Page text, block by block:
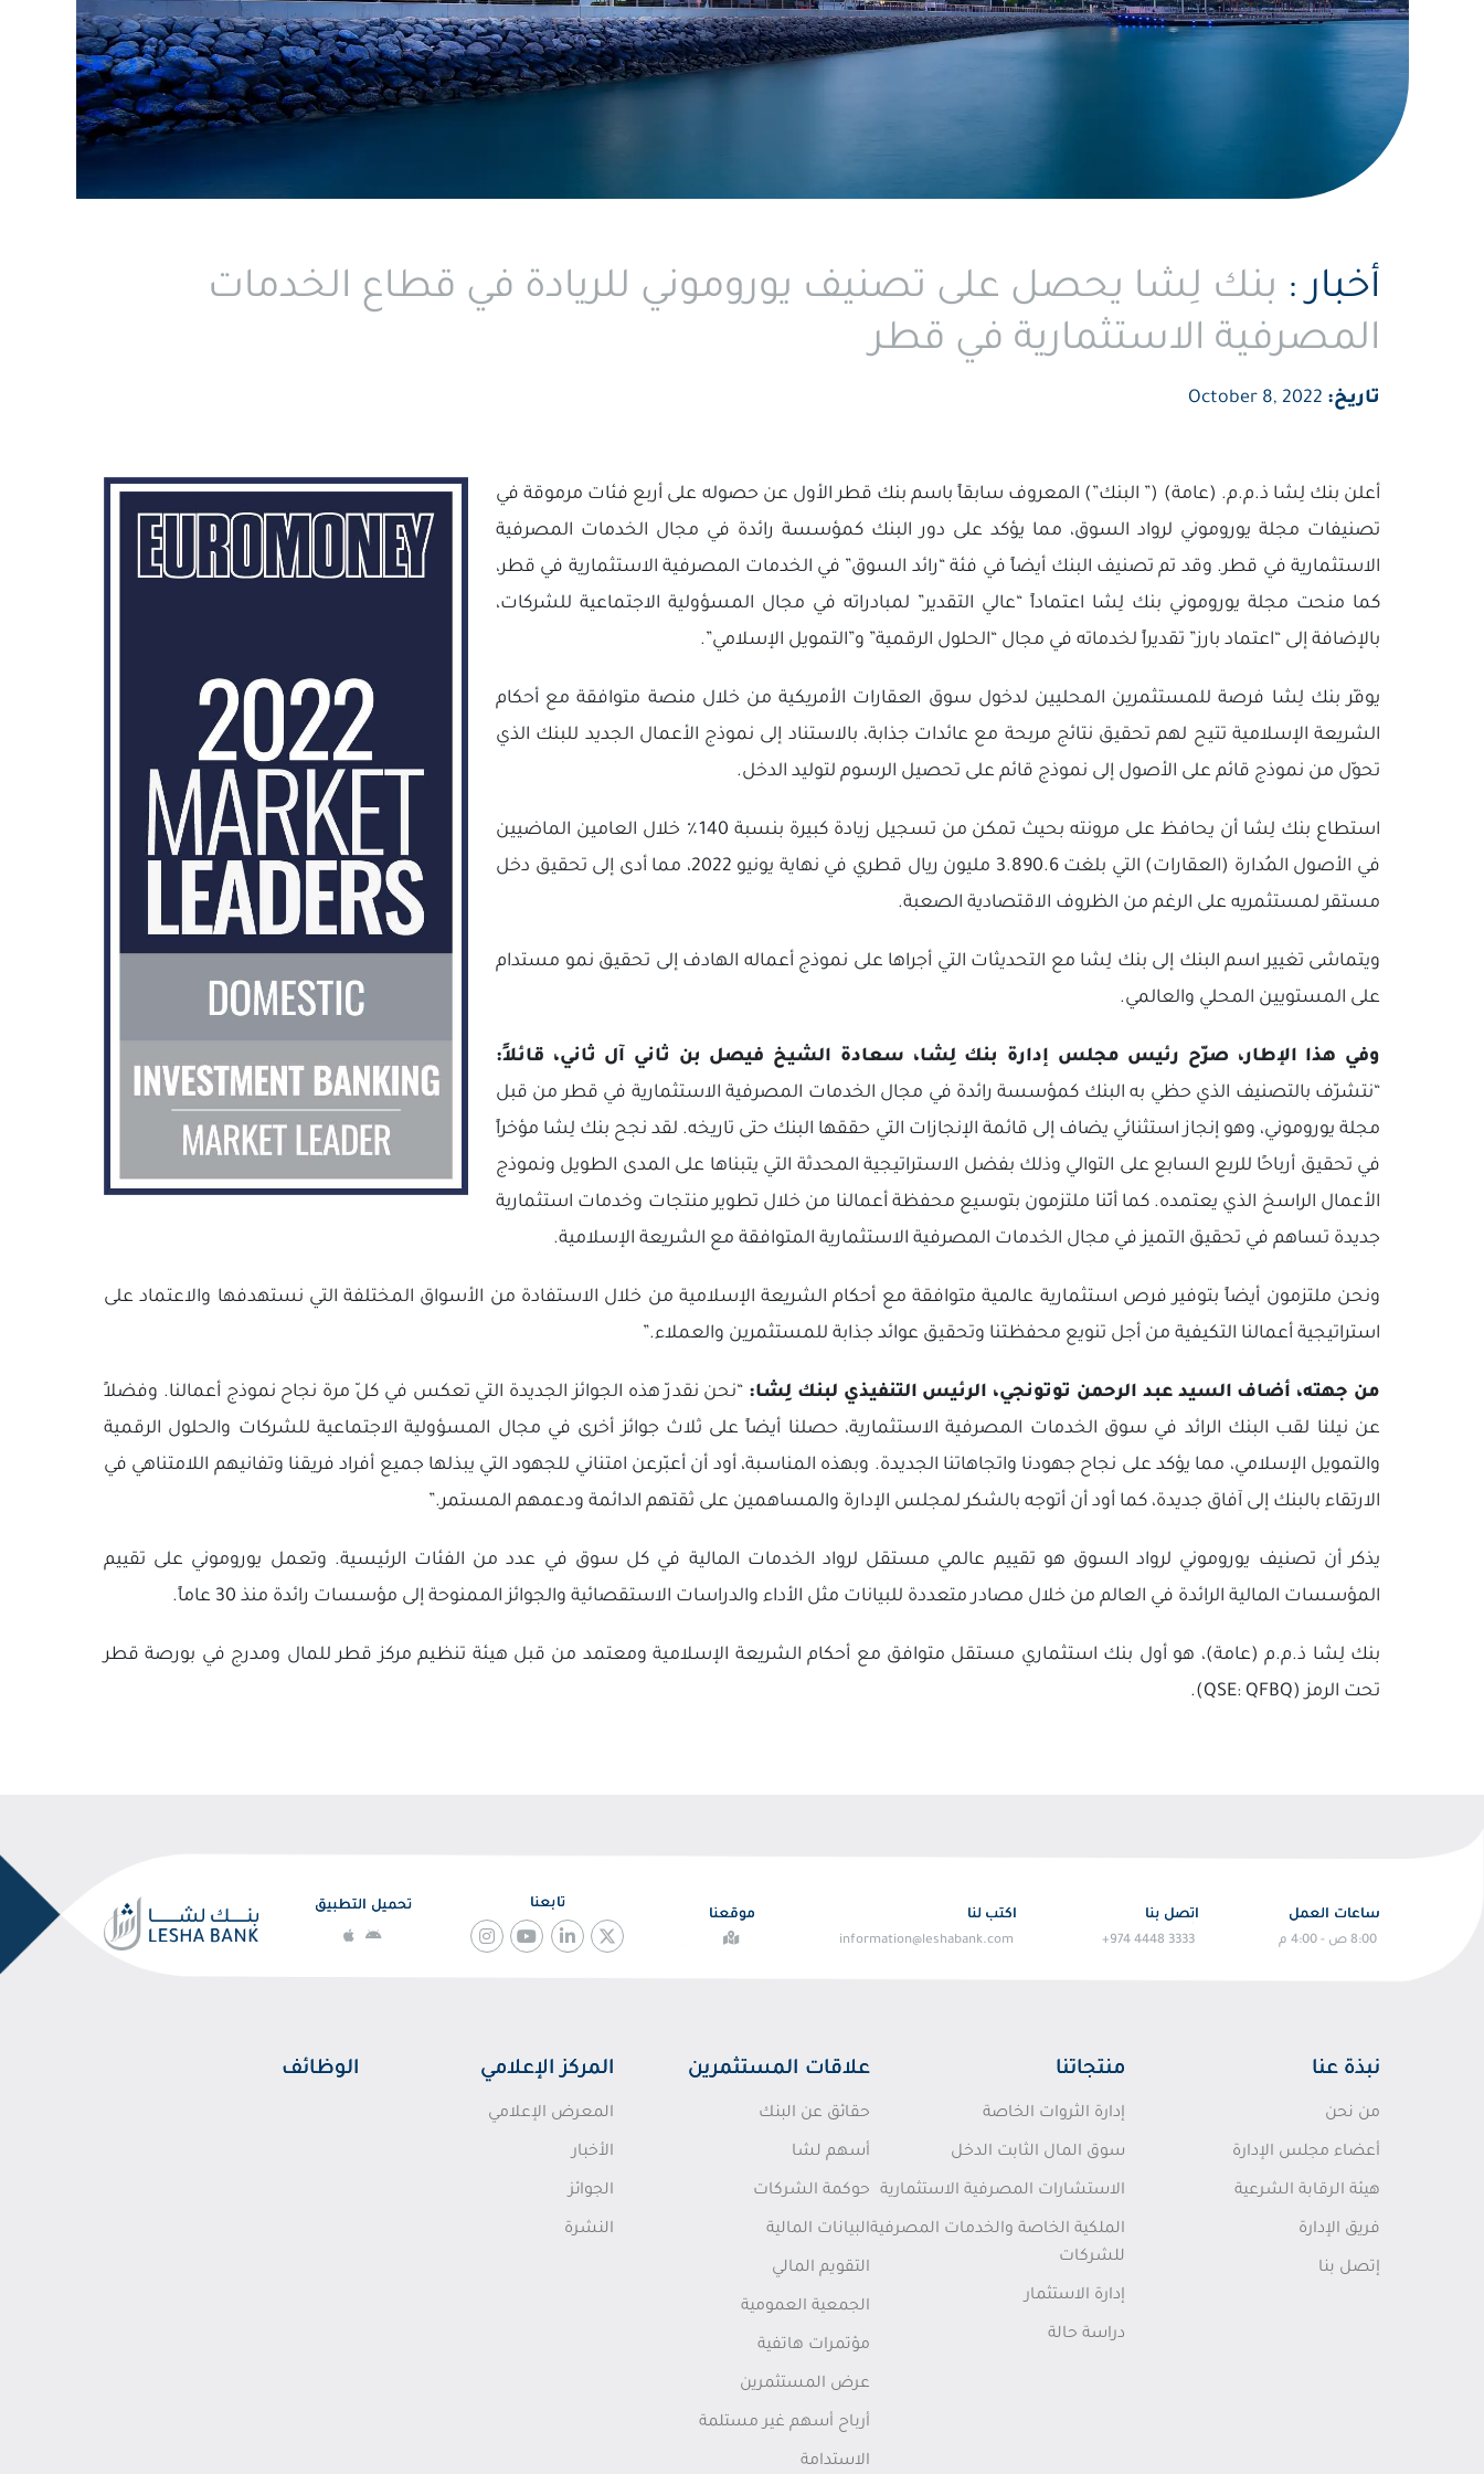
أخبار : بنك لِشا يحصل على تصنيف يوروموني للريادة في قطاع الخدمات
المصرفية الاستثمارية في قطر
تاريخ:
أعلن بنك لِشا ذ.م.م. (عامة) (” البنك”) المعروف سابقاً باسم بنك قطر الأول عن حصوله على أربع فئات مرموقة في
تصنيفات مجلة يوروموني لرواد السوق، مما يؤكد على دور البنك كمؤسسة رائدة في مجال الخدمات المصرفية
الاستثمارية في قطر. وقد تم تصنيف البنك أيضاً في فئة “رائد السوق” في الخدمات المصرفية الاستثمارية في قطر،
كما منحت مجلة يوروموني بنك لِشا اعتماداً “عالي التقدير” لمبادراته في مجال المسؤولية الاجتماعية للشركات،
بالإضافة إلى “اعتماد بارز” تقديراً لخدماته في مجال “الحلول الرقمية” و”التمويل الإسلامي”.
يوفّر بنك لِشا فرصة للمستثمرين المحليين لدخول سوق العقارات الأمريكية من خلال منصة متوافقة مع أحكام
الشريعة الإسلامية تتيح لهم تحقيق نتائج مربحة مع عائدات جذابة، بالاستناد إلى نموذج الأعمال الجديد للبنك الذي
تحوّل من نموذج قائم على الأصول إلى نموذج قائم على تحصيل الرسوم لتوليد الدخل.
استطاع بنك لِشا أن يحافظ على مرونته بحيث تمكن من تسجيل زيادة كبيرة بنسبة 140٪ خلال العامين الماضيين
في الأصول المُدارة (العقارات) التي بلغت 3.890.6 مليون ريال قطري في نهاية يونيو 2022، مما أدى إلى تحقيق دخل
مستقر لمستثمريه على الرغم من الظروف الاقتصادية الصعبة.
ويتماشى تغيير اسم البنك إلى بنك لِشا مع التحديثات التي أجراها على نموذج أعماله الهادف إلى تحقيق نمو مستدام
على المستويين المحلي والعالمي.
وفي هذا الإطار، صرّح رئيس مجلس إدارة بنك لِشا، سعادة الشيخ فيصل بن ثاني آل ثاني، قائلاً:
“نتشرّف بالتصنيف الذي حظي به البنك كمؤسسة رائدة في مجال الخدمات المصرفية الاستثمارية في قطر من قبل
مجلة يوروموني، وهو إنجاز استثنائي يضاف إلى قائمة الإنجازات التي حققها البنك حتى تاريخه. لقد نجح بنك لِشا مؤخراً
في تحقيق أرباحًا للربع السابع على التوالي وذلك بفضل الاستراتيجية المحدثة التي يتبناها على المدى الطويل ونموذج
الأعمال الراسخ الذي يعتمده. كما أنّنا ملتزمون بتوسيع محفظة أعمالنا من خلال تطوير منتجات وخدمات استثمارية
جديدة تساهم في تحقيق التميز في مجال الخدمات المصرفية الاستثمارية المتوافقة مع الشريعة الإسلامية.
ونحن ملتزمون أيضاً بتوفير فرص استثمارية عالمية متوافقة مع أحكام الشريعة الإسلامية من خلال الاستفادة من الأسواق المختلفة التي نستهدفها والاعتماد على
استراتيجية أعمالنا التكيفية من أجل تنويع محفظتنا وتحقيق عوائد جذابة للمستثمرين والعملاء.”
من جهته، أضاف السيد عبد الرحمن توتونجي، الرئيس التنفيذي لبنك لِشا: “نحن نقدرّ هذه الجوائز الجديدة التي تعكس في كلّ مرة نجاح نموذج أعمالنا. وفضلاً
عن نيلنا لقب البنك الرائد في سوق الخدمات المصرفية الاستثمارية، حصلنا أيضاً على ثلاث جوائز أخرى في مجال المسؤولية الاجتماعية للشركات والحلول الرقمية
والتمويل الإسلامي، مما يؤكد على نجاح جهودنا واتجاهاتنا الجديدة. وبهذه المناسبة، أود أن أعبّرعن امتناني للجهود التي يبذلها جميع أفراد فريقنا وتفانيهم اللامتناهي في
الارتقاء بالبنك إلى آفاق جديدة، كما أود أن أتوجه بالشكر لمجلس الإدارة والمساهمين على ثقتهم الدائمة ودعمهم المستمر.”
يذكر أن تصنيف يوروموني لرواد السوق هو تقييم عالمي مستقل لرواد الخدمات المالية في كل سوق في عدد من الفئات الرئيسية. وتعمل يوروموني على تقييم
المؤسسات المالية الرائدة في العالم من خلال مصادر متعددة للبيانات مثل الأداء والدراسات الاستقصائية والجوائز الممنوحة إلى مؤسسات رائدة منذ 30 عاماً.
بنك لِشا ذ.م.م (عامة)، هو أول بنك استثماري مستقل متوافق مع أحكام الشريعة الإسلامية ومعتمد من قبل هيئة تنظيم مركز قطر للمال ومدرج في بورصة قطر
تحت الرمز (QSE: QFBQ).
ساعات العمل
8:00 ص - 4:00 م
اتصل بنا
+974 4448 3333
اكتب لنا
information@leshabank.com
موقعنا
تابعنا تحميل التطبيق
نبذة عنا
من نحن
أعضاء مجلس الإدارة
هيئة الرقابة الشرعية
فريق الإدارة
إتصل بنا
منتجاتنا
إدارة الثروات الخاصة
سوق المال الثابت الدخل
الاستشارات المصرفية الاستثمارية
الملكية الخاصة والخدمات المصرفية
للشركات
إدارة الاستثمار
دراسة حالة
علاقات المستثمرين
حقائق عن البنك
أسهم لشا
حوكمة الشركات
البيانات المالية
التقويم المالي
الجمعية العمومية
مؤتمرات هاتفية
عرض المستثمرين
أرباح أسهم غير مستلمة
الاستدامة
المركز الإعلامي
المعرض الإعلامي
الأخبار
الجوائز
النشرة
الوظائف